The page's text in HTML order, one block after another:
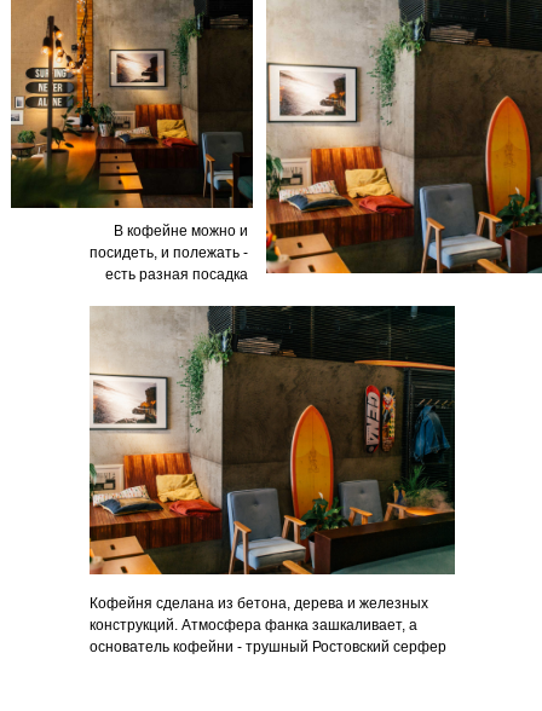
Кофейня сделана из бетона, дерева и железных
конструкций. Атмосфера фанка зашкаливает, а
основатель кофейни - трушный Ростовский серфер
В кофейне можно и
посидеть, и полежать -
есть разная посадка